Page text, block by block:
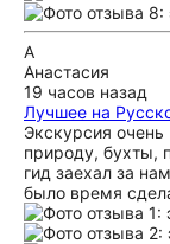
А
Анастасия
19 часов назад
Лучшее на
Экскурсия
природу, бухты,
гид заехал за
было время